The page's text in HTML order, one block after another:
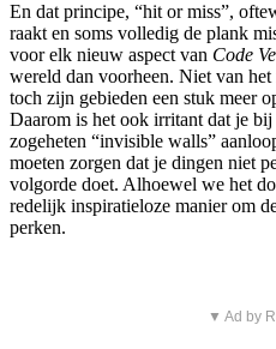
En dat principe, “hit or miss”,
raakt en soms volledig de plank
voor elk nieuw aspect van Code
wereld dan voorheen. Niet van het
toch zijn gebieden een stuk meer
Daarom is het ook irritant dat je
zogeheten “invisible walls”
moeten zorgen dat je dingen niet
volgorde doet. Alhoewel we het
redelijk inspiratieloze manier om
perken.
▼ Ad by